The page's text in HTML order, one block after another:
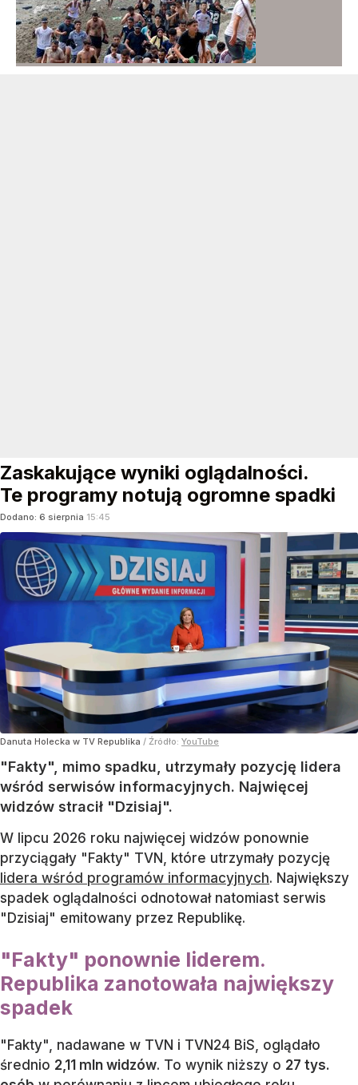
Zaskakujące wyniki oglądalności.
Te programy notują ogromne spadki
Dodano: 6 sierpnia 15:45
Danuta Holecka w TV Republika / Źródło: YouTube
"Fakty", mimo spadku, utrzymały pozycję lidera
wśród serwisów informacyjnych. Najwięcej
widzów stracił "Dzisiaj".
W lipcu 2026 roku najwięcej widzów ponownie
przyciągały "Fakty" TVN, które utrzymały pozycję
lidera wśród programów informacyjnych. Największy
spadek oglądalności odnotował natomiast serwis
"Dzisiaj" emitowany przez Republikę.
"Fakty" ponownie liderem.
Republika zanotowała największy
spadek
"Fakty", nadawane w TVN i TVN24 BiS, oglądało
średnio 2,11 mln widzów. To wynik niższy o 27 tys.